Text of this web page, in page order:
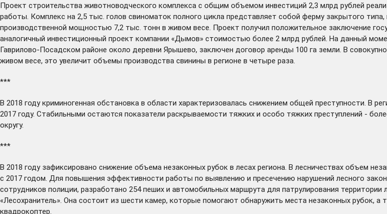
Проект строительства животноводческого комплекса с общим объемом инвестиций 2,3 млрд рублей
работы. Комплекс на 2,5 тыс. голов свиноматок полного цикла представляет собой ферму закрытого
производственной мощностью 7,2 тыс. тонн в живом весе. Проект получил положительное заключение
аналогичный инвестиционный проект компании «Дымов» стоимостью более 2 млрд рублей. На данный
Гаврилово-Посадском районе около деревни Ярышево, заключен договор аренды 100 га земли. В
живом весе, это увеличит объемы производства свинины в регионе в четыре раза.
***
В 2018 году криминогенная обстановка в области характеризовалась снижением общей преступности. В
2017 году. Стабильными остаются показатели раскрываемости тяжких и особо тяжких преступлений -
округу.
***
В 2018 году зафиксировано снижение объема незаконных рубок в лесах региона. В лесничествах объем
с 2017 годом. Для повышения эффективности работы по выявлению и пресечению нарушений лесного
сотрудников полиции, разработано 254 пеших и автомобильных маршрута для патрулирования
«Лесохранитель». Она состоит из шести камер, которые помогают обнаружить места незаконных рубок,
квадрокоптер.